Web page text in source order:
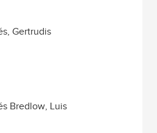
Gertrudis
Bredlow, Luis